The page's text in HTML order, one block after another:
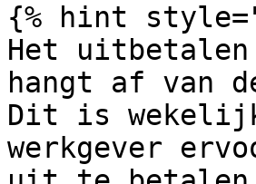
{% hint
Het
hangt af van
Dit is
werkgever